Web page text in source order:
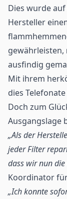
Dies wurde
Hersteller
ausfindig
Mit ihrem
dies
Doch zum
Ausgangslage
„Als der
jeder Filter
dass wir nun die
Koordinator
„Ich konnte